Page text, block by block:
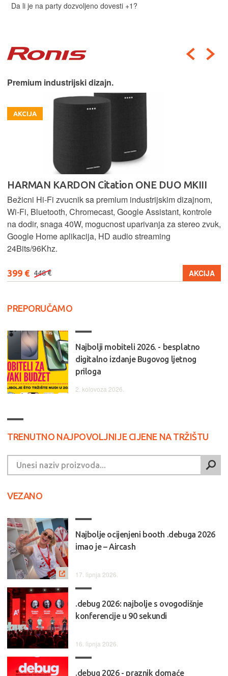
Da li je na party dozvoljeno dovesti +1?
Premium industrijski dizajn.
AKCIJA
HARMAN KARDON Citation ONE DUO MKIII
Bežicni Hi-Fi zvucnik sa premium industrijskim dizajnom,
Wi-Fi, Bluetooth, Chromecast, Google Assistant, kontrole
na dodir, snaga 40W, mogucnost uparivanja za stereo zvuk,
Google Home aplikacija, HD audio streaming
24Bits/96Khz.
399 € 448 € AKCIJA
PREPORUČAMO
Najbolji mobiteli 2026. - besplatno
digitalno izdanje Bugovog ljetnog
priloga
2. kolovoza 2026.
TRENUTNO NAJPOVOLJNIJE CIJENE NA TRŽIŠTU
VEZANO
Najbolje ocijenjeni booth .debuga 2026
imao je – Aircash
17. lipnja 2026.
.debug 2026: najbolje s ovogodišnje
konferencije u 90 sekundi
16. lipnja 2026.
.debug 2026 - praznik domaće